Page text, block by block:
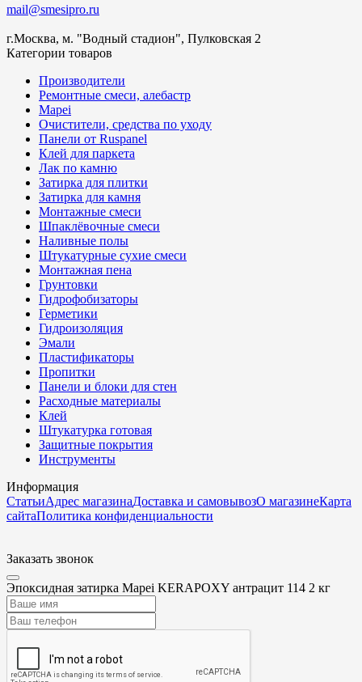
mail@smesipro.ru
г.Москва, м. "Водный стадион", Пулковская 2
Категории товаров
Производители
Ремонтные смеси, алебастр
Mapei
Очистители, средства по уходу
Панели от Ruspanel
Клей для паркета
Лак по камню
Затирка для плитки
Затирка для камня
Монтажные смеси
Шпаклёвочные смеси
Наливные полы
Штукатурные сухие смеси
Монтажная пена
Грунтовки
Гидрофобизаторы
Герметики
Гидроизоляция
Эмали
Пластификаторы
Пропитки
Панели и блоки для стен
Расходные материалы
Клей
Штукатурка готовая
Защитные покрытия
Инструменты
Информация
СтатьиАдрес магазинаДоставка и самовывозО магазинеКарта
сайтаПолитика конфиденциальности
Заказать звонок
Эпоксидная затирка Mapei KERAPOXY антрацит 114 2 кг